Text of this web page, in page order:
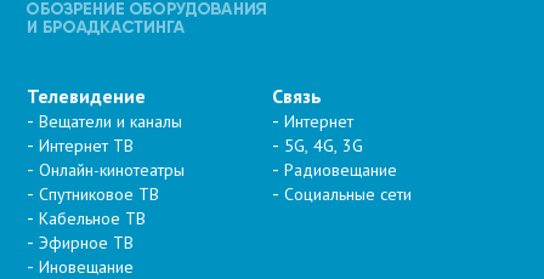
Телевидение
Вещатели и каналы
Интернет ТВ
Онлайн-кинотеатры
Спутниковое ТВ
Кабельное ТВ
Эфирное ТВ
Иновещание
Связь
Интернет
5G, 4G, 3G
Радиовещание
Социальные сети